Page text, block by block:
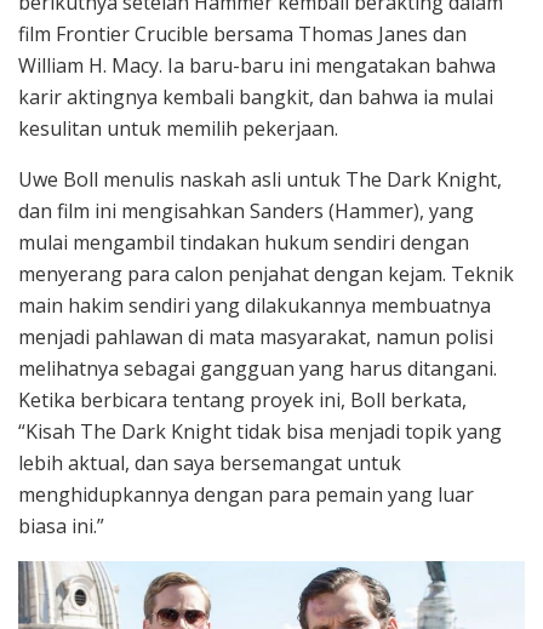
film Frontier Crucible bersama Thomas Janes dan
William H. Macy. Ia baru-baru ini mengatakan bahwa
karir aktingnya kembali bangkit, dan bahwa ia mulai
kesulitan untuk memilih pekerjaan.
Uwe Boll menulis naskah asli untuk The Dark Knight,
dan film ini mengisahkan Sanders (Hammer), yang
mulai mengambil tindakan hukum sendiri dengan
menyerang para calon penjahat dengan kejam. Teknik
main hakim sendiri yang dilakukannya membuatnya
menjadi pahlawan di mata masyarakat, namun polisi
melihatnya sebagai gangguan yang harus ditangani.
Ketika berbicara tentang proyek ini, Boll berkata,
“Kisah The Dark Knight tidak bisa menjadi topik yang
lebih aktual, dan saya bersemangat untuk
menghidupkannya dengan para pemain yang luar
biasa ini.”